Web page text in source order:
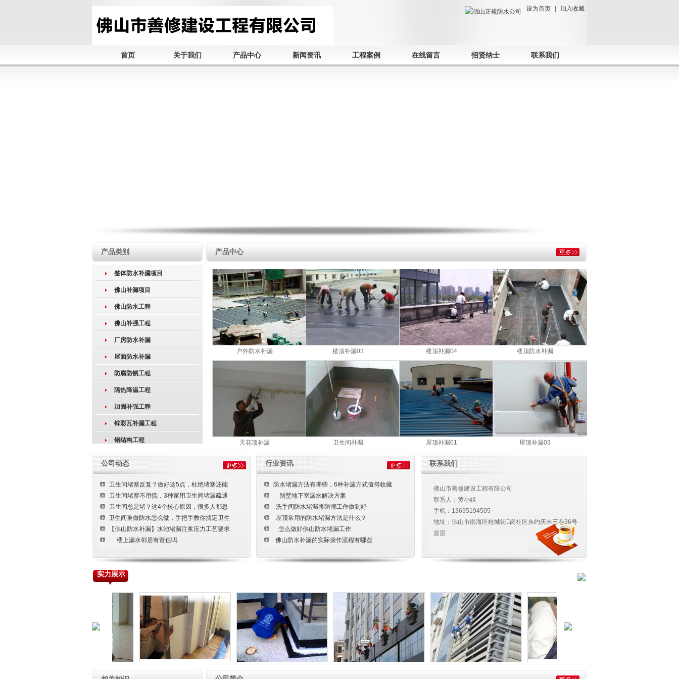
设为首页 加入收藏
首页 关于我们 产品中心 新闻资讯 工程案例 在线留言 招贤纳士 联系我们
产品类别
整体防水补漏项目
佛山补漏项目
佛山防水工程
佛山补强工程
厂房防水补漏
屋面防水补漏
防腐防锈工程
隔热降温工程
加固补强工程
锌彩瓦补漏工程
钢结构工程
装修装饰工程
楼宇清洁工程
产品中心
户外防水补漏 楼顶补漏03 楼顶补漏04 楼顶防水补漏
天花顶补漏 卫生间补漏 屋顶补漏01 屋顶补漏03
公司动态
卫生间堵塞反复？做好这5点，杜绝堵塞还能
卫生间堵塞不用慌，3种家用卫生间堵漏疏通
卫生间总是堵？这4个核心原因，很多人都忽
卫生间重做防水怎么做，手把手教你搞定卫生
【佛山防水补漏】水池堵漏注浆压力工艺要求
楼上漏水邻居有责任吗
行业资讯
防水堵漏方法有哪些，6种补漏方式值得收藏
别墅地下室漏水解决方案
洗手间防水堵漏将防潮工作做到好
屋顶常用的防水堵漏方法是什么？
怎么做好佛山防水堵漏工作
佛山防水补漏的实际操作流程有哪些
联系我们
佛山市善修建设工程有限公司
联系人：黄小姐
手机： 13695194505
地址：佛山市南海区桂城街岗社区东约庆丰三巷36号
首层
实力展示
门窗工程